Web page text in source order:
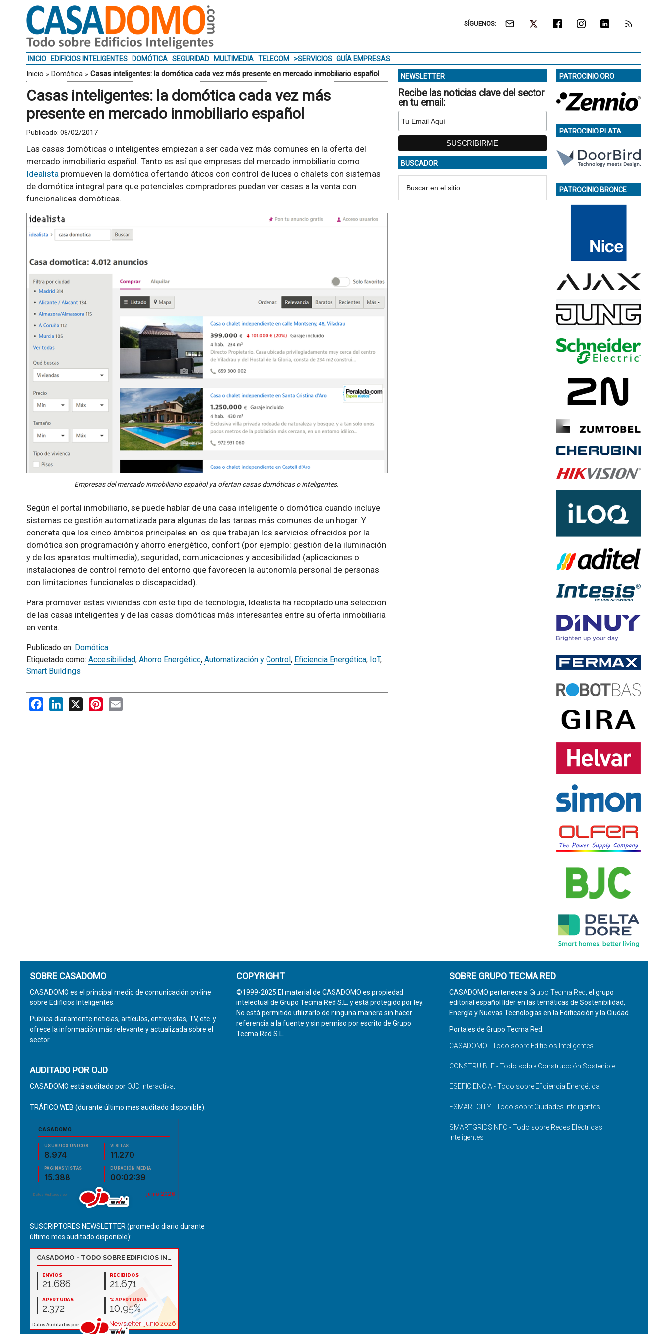
SÍGUENOS:
INICIO EDIFICIOS INTELIGENTES DOMÓTICA SEGURIDAD MULTIMEDIA TELECOM >SERVICIOS GUÍA EMPRESAS
Inicio » Domótica» Casas inteligentes: la domótica cada vez más presente en mercado inmobiliario español
Casas inteligentes: la domótica cada vez más
presente en mercado inmobiliario español
Publicado: 08/02/2017
Las casas domóticas o inteligentes empiezan a ser cada vez más comunes en la oferta del
mercado inmobiliario español. Tanto es así que empresas del mercado inmobiliario como
Idealistapromueven la domótica ofertando áticos con control de luces o chalets con sistemas
de domótica integral para que potenciales compradores puedan ver casas a la venta con
funcionalides domóticas.
Empresas del mercado inmobiliario español ya ofertan casas domóticas o inteligentes.
Según el portal inmobiliario, se puede hablar de una casa inteligente o domótica cuando incluye
sistemas de gestión automatizada para algunas de las tareas más comunes de un hogar. Y
concreta que los cinco ámbitos principales en los que trabajan los servicios ofrecidos por la
domótica son programación y ahorro energético, confort (por ejemplo: gestión de la iluminación
y de los aparatos multimedia), seguridad, comunicaciones y accesibilidad (aplicaciones o
instalaciones de control remoto del entorno que favorecen la autonomía personal de personas
con limitaciones funcionales o discapacidad).
Para promover estas viviendas con este tipo de tecnología, Idealista ha recopilado una selección
de las casas inteligentes y de las casas domóticas más interesantes entre su oferta inmobiliaria
en venta.
Publicado en: Domótica
Etiquetado como: Accesibilidad, Ahorro Energético, Automatización y Control, Eficiencia Energética, IoT,
Smart Buildings
FacebookLinkedIn
X PinterestEmail
NEWSLETTER
Recibe las noticias clave del sector
en tu email:
BUSCADOR
PATROCINIO ORO
PATROCINIO PLATA
PATROCINIO BRONCE
SOBRE CASADOMO
CASADOMO es el principal medio de comunicación on-line
sobre Edificios Inteligentes.
Publica diariamente noticias, artículos, entrevistas, TV, etc. y
ofrece la información más relevante y actualizada sobre el
sector.
AUDITADO POR OJD
CASADOMO está auditado por OJD Interactiva
TRÁFICO WEB (durante último mes auditado disponible):
SUSCRIPTORES NEWSLETTER (promedio diario durante
último mes auditado disponible):
COPYRIGHT
©1999-2025 El material de CASADOMO es propiedad
intelectual de Grupo Tecma Red S.L. y está protegido por ley.
No está permitido utilizarlo de ninguna manera sin hacer
referencia a la fuente y sin permiso por escrito de Grupo
Tecma Red S.L.
SOBRE GRUPO TECMA RED
CASADOMO pertenece a Grupo Tecma Red, el grupo
editorial español líder en las temáticas de Sostenibilidad,
Energía y Nuevas Tecnologías en la Edificación y la Ciudad.
Portales de Grupo Tecma Red:
CASADOMO - Todo sobre Edificios Inteligentes
CONSTRUIBLE - Todo sobre Construcción Sostenible
ESEFICIENCIA - Todo sobre Eficiencia Energética
ESMARTCITY - Todo sobre Ciudades Inteligentes
SMARTGRIDSINFO - Todo sobre Redes Eléctricas
Inteligentes